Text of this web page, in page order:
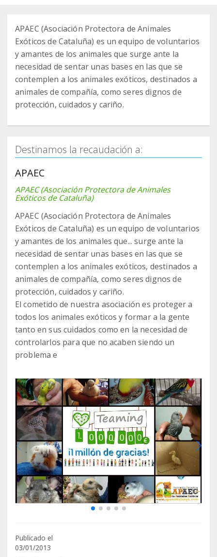
APAEC (Asociación Protectora de Animales
Exóticos de Cataluña) es un equipo de voluntarios
y amantes de los animales que surge ante la
necesidad de sentar unas bases en las que se
contemplen a los animales exóticos, destinados a
animales de compañía, como seres dignos de
protección, cuidados y cariño.
Destinamos la recaudación a:
APAEC
APAEC (Asociación Protectora de Animales
Exóticos de Cataluña)
APAEC (Asociación Protectora de Animales
Exóticos de Cataluña) es un equipo de voluntarios
y amantes de los animales que... surge ante la
necesidad de sentar unas bases en las que se
contemplen a los animales exóticos, destinados a
animales de compañía, como seres dignos de
protección, cuidados y cariño.
El cometido de nuestra asociación es proteger a
todos los animales exóticos y formar a la gente
tanto en sus cuidados como en la necesidad de
controlarlos para que no acaben siendo un
problema e
Publicado el
03/01/2013